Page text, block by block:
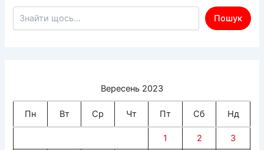
інвалідам
на
Пошук по сайту
Пошук
Вересень 2023
Пн Вт Ср Чт Пт Сб Нд
1 2 3